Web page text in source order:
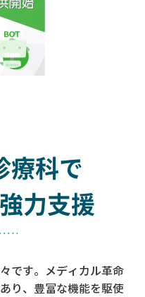
療科で
力支援
です。メディカル革命
り、 豊富な機能を駆使